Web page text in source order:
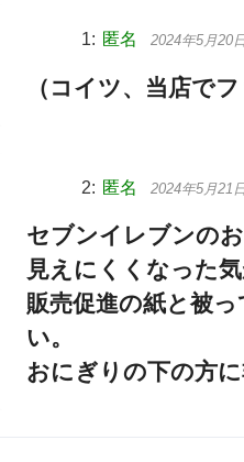
匿名 2024年5月20
（コイツ、当店でフ
匿名 2024年5月21
セブンイレブンの
見えにくくなった気
販売促進の紙と被っ
い。
おにぎりの下の方